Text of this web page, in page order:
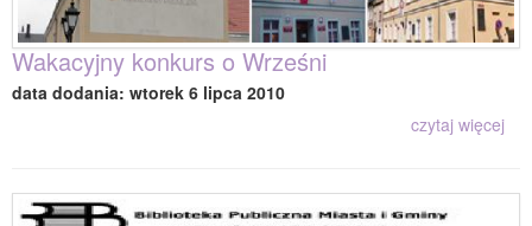
Wakacyjny konkurs o Wrześni
data dodania: wtorek 6 lipca 2010
czytaj więcej